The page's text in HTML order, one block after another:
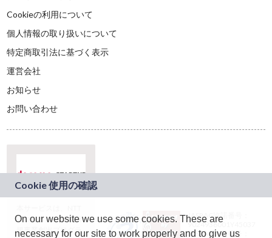
Cookieの利用について
個人情報の取り扱いについて
特定商取引法に基づく表示
運営会社
お知らせ
お問い合わせ
ドコモグループの新
規事業創出プログラ
JASRAC許諾番号：
9024936001Y45037
JASRAC許諾番号：
On our website we use some cookies. These are
necessary for our site to work properly and to give us